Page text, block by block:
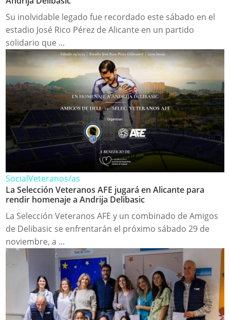
Su inolvidable legado fue recordado este sábado en el
estadio José Rico Pérez de Alicante en un partido
solidario que ...
SocialVeteranos/as
La Selección Veteranos AFE jugará en Alicante para
rendir homenaje a Andrija Delibasic
La Selección Veteranos AFE y un combinado de Amigos
de Delibasic se enfrentarán el próximo sábado 29 de
noviembre, a ...